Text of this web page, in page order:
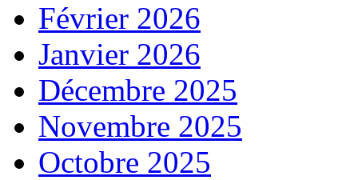
Février 2026
Janvier 2026
Décembre 2025
Novembre 2025
Octobre 2025